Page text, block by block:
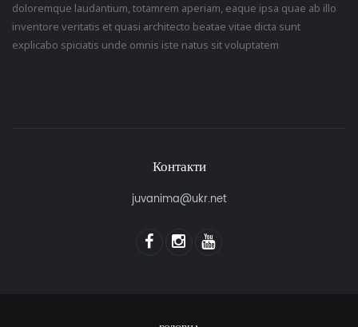
doloremque laudantium, totamrem aperiam, eaque ipsa quae ab illo
inventore veritatis et quasi architecto beatae vitae dicta sunt
explicabo spiciatis unde omnis iste natus sit voluptatem
Контакти
juvanima@ukr.net